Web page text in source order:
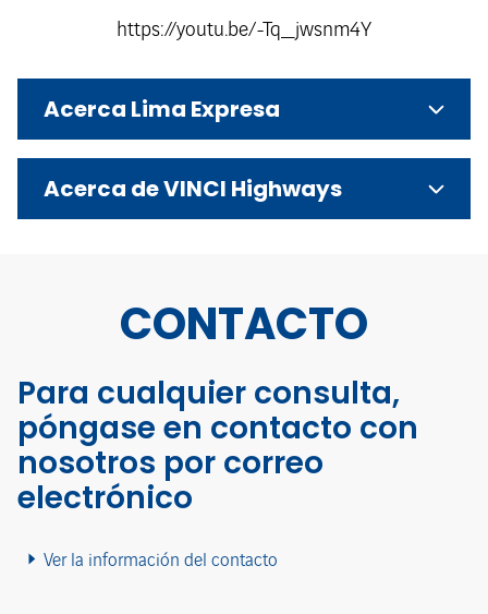
https://youtu.be/-Tq_jwsnm4Y
Acerca Lima Expresa
Acerca de VINCI Highways
CONTACTO
Para cualquier consulta,
póngase en contacto con
nosotros por correo
electrónico
Ver la información del contacto